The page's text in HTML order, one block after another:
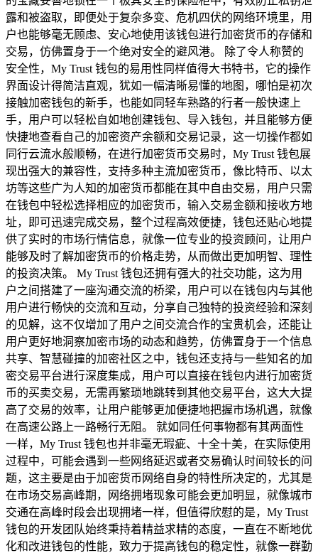
露和被盗取，即便处于复杂多变、危机四伏的网络环境里，用
户也能够毫无顾虑、安心地使用该钱包进行加密货币的存储和
交易，仿佛置身于一个绝对安全的避风港。 除了令人称赞的
安全性，My Trust 钱包的易用性同样值得大书特书，它的操作
界面设计得简洁直观，犹如一幅清晰易懂的地图，哪怕是初次
接触加密钱包的新手，也能如同轻车熟路的行者一般快速上
手，用户可以轻松自如地创建钱包、导入钱包，并且能够方便
快捷地查看自己的加密资产余额和交易记录，这一切操作都如
同行云流水般顺畅，在进行加密货币交易时，My Trust 钱包展
现出强大的兼容性，支持多种主流加密货币，像比特币、以太
坊等这些广为人知的加密货币都能在其中自由交易，用户只需
在钱包中轻松选择相应的加密货币，输入交易金额和接收方地
址，即可迅速完成交易，整个过程高效便捷，钱包还贴心地提
供了实时的市场行情信息，就像一位专业的投资顾问，让用户
能够及时了解加密货币的价格走势，从而做出更加明智、理性
的投资决策。 My Trust 钱包还拥有强大的社交功能，这为用
户之间搭建了一座沟通交流的桥梁，用户可以在钱包内与其他
用户进行畅快的交流和互动，分享自己独特的投资经验和深刻
的见解，这不仅增加了用户之间交流合作的宝贵机会，还能让
用户更好地洞察加密市场的动态和趋势，仿佛置身于一个信息
共享、智慧碰撞的加密社区之中，钱包还支持与一些知名的加
密交易平台进行深度集成，用户可以直接在钱包内进行加密货
币的买卖交易，无需再繁琐地跳转到其他交易平台，这大大提
高了交易的效率，让用户能够更加便捷地把握市场机遇，就像
在高速公路上一路畅行无阻。 就如同任何事物都有其两面性
一样，My Trust 钱包也并非毫无瑕疵、十全十美，在实际使用
过程中，可能会遇到一些网络延迟或者交易确认时间较长的问
题，这主要是由于加密货币网络自身的特性所决定的，尤其是
在市场交易高峰期，网络拥堵现象可能会更加明显，就像城市
交通在高峰时段会出现拥堵一样，但值得欣慰的是，My Trust
钱包的开发团队始终秉持着精益求精的态度，一直在不断地优
化和改进钱包的性能，致力于提高钱包的稳定性，就像一群勤